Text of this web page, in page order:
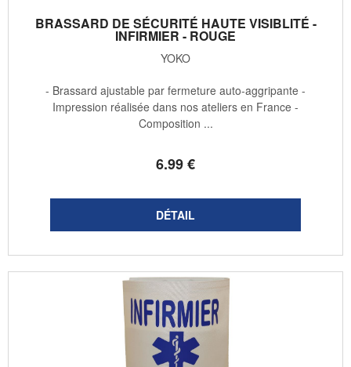
BRASSARD DE SÉCURITÉ HAUTE VISIBLITÉ -
INFIRMIER - ROUGE
YOKO
6.99€
- Brassard ajustable par fermeture auto-aggripante -
Impression réalisée dans nos ateliers en France -
Composition ...